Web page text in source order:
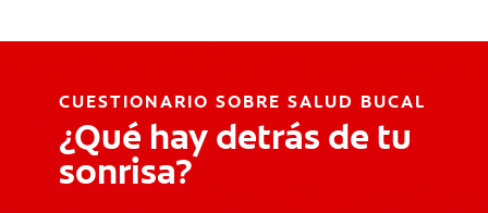
CUESTIONARIO SOBRE SALUD BUCAL
¿Qué hay detrás de tu
sonrisa?